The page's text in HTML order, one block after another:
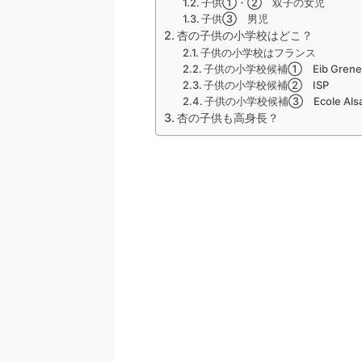
子供①・② 双子の女児
子供③ 男児
杏の子供の小学校はどこ？
子供の小学校はフランス
子供の小学校候補① Eib
子供の小学校候補② ISP
子供の小学校候補③ Ecole
杏の子供も高身長？